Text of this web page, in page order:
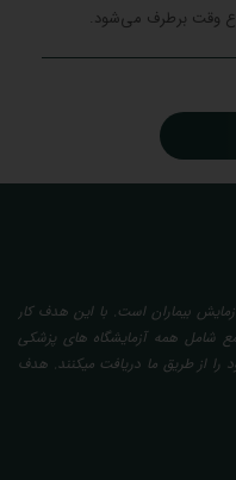
بیماران است. با این هدف کار
سایتی جامع شامل همه آزمایشگاه های پزشکی
را از طریق ما دریافت میکنند. هدف
ما در تفسیر، استخراج حداکثر